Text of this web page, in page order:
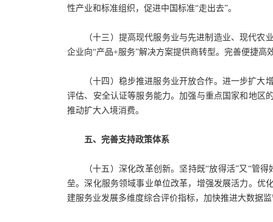
性产业和标准组织，促进中国标准“走出去”。
（十三）提高现代服务业与先进制造业、现代
企业向“产品+服务”解决方案提供商转型。完善便捷
（十四）稳步推进服务业开放合作。进一步扩
评估、安全认证等服务能力。加强与重点国家和地区
推动扩大入境消费。
五、完善支持政策体系
（十五）深化改革创新。坚持既“放得活”又“管
垒。深化服务领域事业单位改革，增强发展活力。优
建服务业发展多维度综合评价指标，加快推进大数据